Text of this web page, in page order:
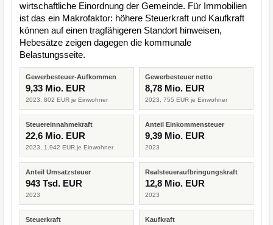
wirtschaftliche Einordnung der Gemeinde. Für Immobilien
ist das ein Makrofaktor: höhere Steuerkraft und Kaufkraft
können auf einen tragfähigeren Standort hinweisen,
Hebesätze zeigen dagegen die kommunale
Belastungsseite.
Gewerbesteuer-Aufkommen
9,33 Mio. EUR
2023, 802 EUR je Einwohner
Gewerbesteuer netto
8,78 Mio. EUR
2023, 755 EUR je Einwohner
Steuereinnahmekraft
22,6 Mio. EUR
2023, 1.942 EUR je Einwohner
Anteil Einkommensteuer
9,39 Mio. EUR
2023
Anteil Umsatzsteuer
943 Tsd. EUR
2023
Realsteueraufbringungskraft
12,8 Mio. EUR
2023
Steuerkraft Kaufkraft